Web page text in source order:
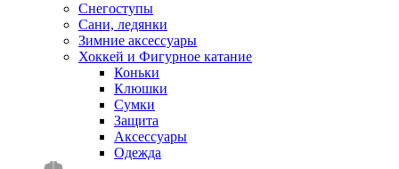
Снегоступы
Сани, ледянки
Зимние аксессуары
Хоккей и Фигурное катание
Коньки
Клюшки
Сумки
Защита
Аксессуары
Одежда